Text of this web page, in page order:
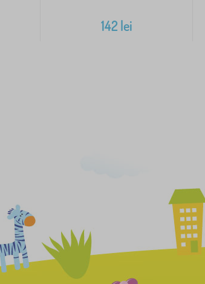
142 lei